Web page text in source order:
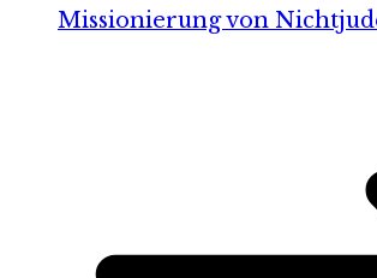
Missionierung von